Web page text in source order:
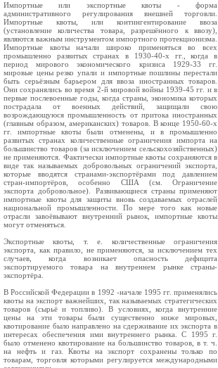
Импортные или экспортные квоты - форма
административного регулирования внешней торговли.
Импортные квоты, или контингентирование ввоза
(установление количества товара, разрешённого к ввозу),
являются важным инструментом импортного протекционизма.
Импортные квоты начали широко применяться во всех
промышленно развитых странах в 1930-40-х гг., когда в
период мирового экономического кризиса 1929-33 гг.
мировые цены резко упали и импортные пошлины перестали
быть серьёзным барьером для ввоза иностранных товаров.
Они сохранялись во время 2-й мировой войны 1939-45 гг. и в
первые послевоенные годы, когда страны, экономика которых
пострадала от военных действий, защищали свою
возрождающуюся промышленность от притока иностранных
(главным образом, американских) товаров. В конце 1950-60-х
гг. импортные квоты были отменены, и в промышленно
развитых странах количественные ограничения импорта на
большинство товаров (за исключением сельскохозяйственных)
не применяются. Фактически импортные квоты сохраняются в
виде так называемых добровольных ограничений экспорта,
которые вводятся странами-экспортёрами под давлением
стран-импортёров, особенно США (см. Ограничение
экспорта добровольное). Развивающиеся страны применяют
импортные квоты для защиты вновь создаваемых отраслей
национальной промышленности. По мере того как новые
отрасли завоёвывают внутренний рынок, импортные квоты
могут отменяться.
Экспортные квоты, т. е. количественные ограничения
экспорта, как правило, не применяются, за исключением тех
случаев, когда возникает опасность дефицита
экспортируемого товара на внутреннем рынке страны-
экспортёра.
В Российской Федерации в 1992 -начале 1995 гг. применялись
квоты на экспорт важнейших, так называемых стратегических
товаров (сырьё и топливо). В условиях, когда внутренние
цены на эти товары были существенно ниже мировых,
квотирование было направлено на сдерживание их экспорта в
интересах обеспечения ими внутреннего рынка. С 1995 г.
было отменено квотирование на большинство товаров, в т. ч.
на нефть и газ. Квоты на экспорт сохранены только по
товарам, торговля которыми регулируется международными